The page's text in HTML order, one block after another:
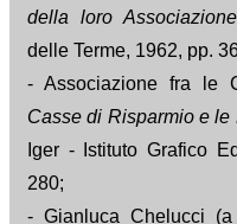
della loro
delle Terme, 1962, pp.
- Associazione fra le
Casse di Risparmio e
Iger - Istituto Grafico
280;
- Gianluca Chelucci